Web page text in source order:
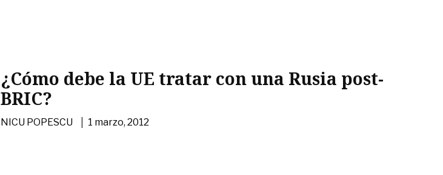
¿Cómo debe la UE tratar con una Rusia post-
BRIC?
NICU POPESCU | 1 marzo, 2012